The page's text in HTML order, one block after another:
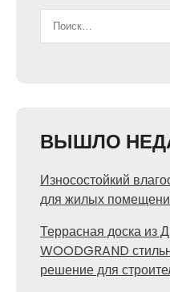
ВЫШЛО
Износостойкий
для жилых
Террасная доска из
WOODGRAND
решение для